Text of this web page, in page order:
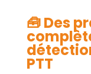
🧰Des
PTT